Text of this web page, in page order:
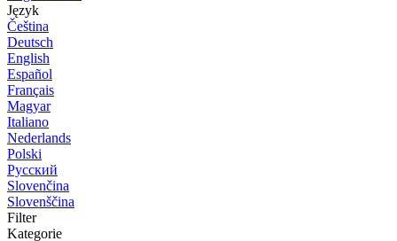
Język
Čeština
Deutsch
English
Español
Français
Magyar
Italiano
Nederlands
Polski
Русский
Slovenčina
Slovenščina
Filter
Kategorie